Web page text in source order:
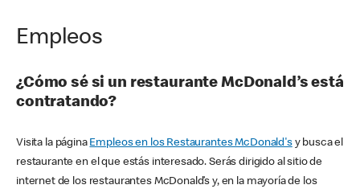
Empleos
¿Cómo sé si un restaurante McDonald’s está
contratando?
Visita la página Empleos en los Restaurantes McDonald'sy busca el
restaurante en el que estás interesado. Serás dirigido al sitio de
internet de los restaurantes McDonald’s y, en la mayoría de los